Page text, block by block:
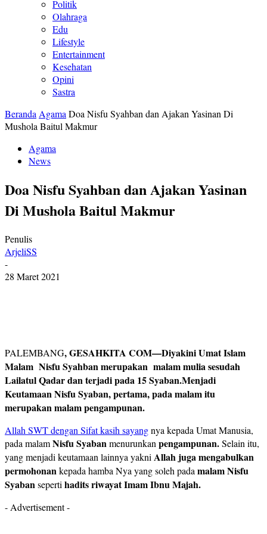
Politik
Olahraga
Edu
Lifestyle
Entertainment
Kesehatan
Opini
Sastra
Beranda Agama Doa Nisfu Syahban dan Ajakan Yasinan Di
Mushola Baitul Makmur
Agama
News
Doa Nisfu Syahban dan Ajakan Yasinan
Di Mushola Baitul Makmur
Penulis
ArjeliSS
-
28 Maret 2021
PALEMBANG, GESAHKITA COM—Diyakini Umat Islam
Malam Nisfu Syahban merupakan malam mulia sesudah
Lailatul Qadar dan terjadi pada 15 Syaban.Menjadi
Keutamaan Nisfu Syaban, pertama, pada malam itu
merupakan malam pengampunan.
Allah SWT dengan Sifat kasih sayangnya kepada Umat Manusia,
pada malamNisfu Syabanmenurunkan pengampunan.Selain itu,
yang menjadi keutamaan lainnya yakni Allah juga mengabulkan
permohonankepada hamba Nya yang soleh pada malam Nisfu
Syabanseperti hadits riwayat Imam Ibnu Majah.
- Advertisement -